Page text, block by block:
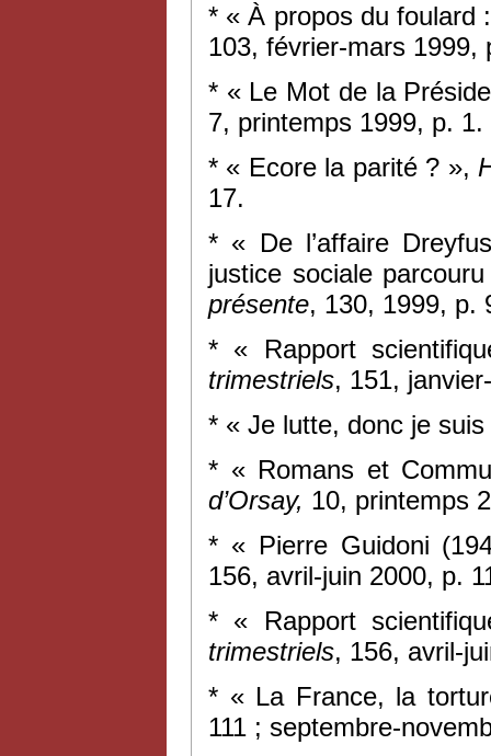
* « À propos du
103, février-mars 1999,
* « Le Mot de la
7, printemps 1999, p. 1.
* « Ecore la parité ? »,
17.
* « De l’affaire
justice sociale
présente, 130, 1999, p.
* « Rapport
trimestriels, 151,
* « Je lutte, donc je
* « Romans et
d’Orsay, 10, printemps
* « Pierre Guidoni
156, avril-juin 2000, p.
* « Rapport
trimestriels, 156, avril-
* « La France, la
111 ; septembre-